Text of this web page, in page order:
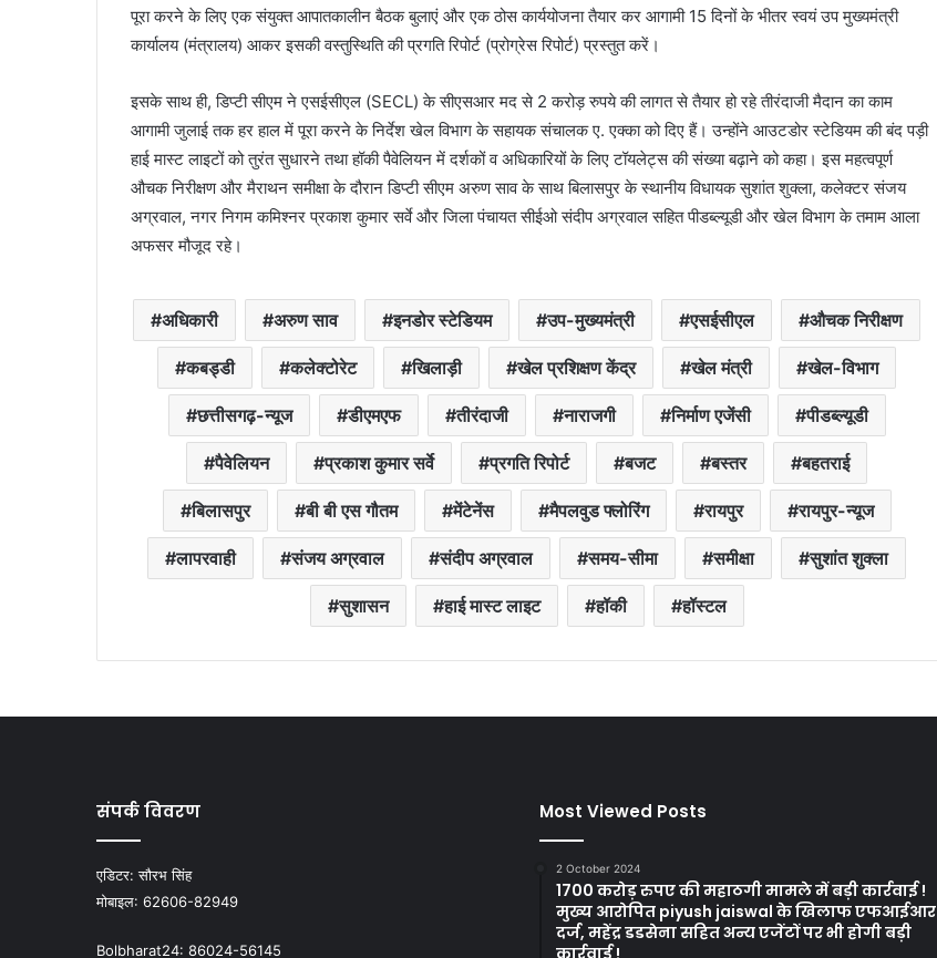
पूरा करने के लिए एक संयुक्त आपातकालीन बैठक बुलाएं और एक ठोस कार्ययोजना तैयार कर आगामी 15 दिनों के भीतर स्वयं उप मुख्यमंत्री
कार्यालय (मंत्रालय) आकर इसकी वस्तुस्थिति की प्रगति रिपोर्ट (प्रोग्रेस रिपोर्ट) प्रस्तुत करें।
इसके साथ ही, डिप्टी सीएम ने एसईसीएल (SECL) के सीएसआर मद से 2 करोड़ रुपये की लागत से तैयार हो रहे तीरंदाजी मैदान का काम
आगामी जुलाई तक हर हाल में पूरा करने के निर्देश खेल विभाग के सहायक संचालक ए. एक्का को दिए हैं। उन्होंने आउटडोर स्टेडियम की बंद पड़ी
हाई मास्ट लाइटों को तुरंत सुधारने तथा हॉकी पैवेलियन में दर्शकों व अधिकारियों के लिए टॉयलेट्स की संख्या बढ़ाने को कहा। इस महत्वपूर्ण
औचक निरीक्षण और मैराथन समीक्षा के दौरान डिप्टी सीएम अरुण साव के साथ बिलासपुर के स्थानीय विधायक सुशांत शुक्ला, कलेक्टर संजय
अग्रवाल, नगर निगम कमिश्नर प्रकाश कुमार सर्वे और जिला पंचायत सीईओ संदीप अग्रवाल सहित पीडब्ल्यूडी और खेल विभाग के तमाम आला
अफसर मौजूद रहे।
अधिकारी अरुण साव इनडोर स्टेडियम उप-मुख्यमंत्री एसईसीएल औचक निरीक्षण
कबड्डी कलेक्टोरेट खिलाड़ी खेल प्रशिक्षण केंद्र खेल मंत्री खेल-विभाग
छत्तीसगढ़-न्यूज डीएमएफ तीरंदाजी नाराजगी निर्माण एजेंसी पीडब्ल्यूडी
पैवेलियन प्रकाश कुमार सर्वे प्रगति रिपोर्ट बजट बस्तर बहतराई
बिलासपुर बी बी एस गौतम मेंटेनेंस मैपलवुड फ्लोरिंग रायपुर रायपुर-न्यूज
लापरवाही संजय अग्रवाल संदीप अग्रवाल समय-सीमा समीक्षा सुशांत शुक्ला
सुशासन हाई मास्ट लाइट हॉकी हॉस्टल
संपर्क विवरण
एडिटर:सौरभ सिंह
मोबाइल: 62606-82949
Bolbharat24: 86024-56145
Most Viewed Posts
2 October 2024
1700 करोड़ रुपए की महाठगी मामले में बड़ी कार्रवाई !
मुख्य आरोपित piyush jaiswal के खिलाफ एफआईआर
दर्ज, महेंद्र डडसेना सहित अन्य एजेंटों पर भी होगी बड़ी